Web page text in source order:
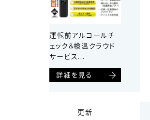
運転前アルコールチ
ェック&検温クラウド
サービス...
詳細を見る
更新